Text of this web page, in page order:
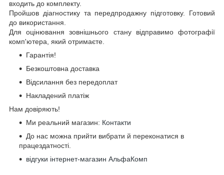
входить до комплекту.
Пройшов діагностику та передпродажну підготовку. Готовий
до використання.
Для оцінювання зовнішнього стану відправимо фотографії
комп'ютера, який отримаєте.
Гарантія!
Безкоштовна доставка
Відсилання без передоплат
Накладений платіж
Нам довіряють!
Ми реальний магазин: Контакти
До нас можна прийти вибрати й переконатися в
працездатності.
відгуки інтернет-магазин АльфаКомп